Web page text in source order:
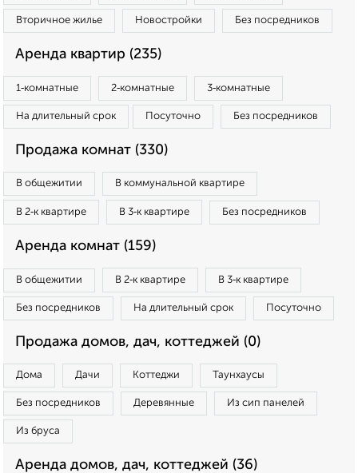
Вторичное жилье Новостройки Без посредников
Аренда квартир (235)
1‑комнатные 2‑комнатные 3‑комнатные
На длительный срок Посуточно Без посредников
Продажа комнат (330)
В общежитии В коммунальной квартире
В 2‑к квартире В 3‑к квартире Без посредников
Аренда комнат (159)
В общежитии В 2‑к квартире В 3‑к квартире
Без посредников На длительный срок Посуточно
Продажа домов, дач, коттеджей (0)
Дома Дачи Коттеджи Таунхаусы
Без посредников Деревянные Из сип панелей
Из бруса
Аренда домов, дач, коттеджей (36)